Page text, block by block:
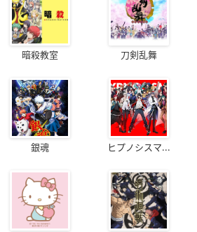
暗殺教室 刀剣乱舞
銀魂 ヒプノシスマ...